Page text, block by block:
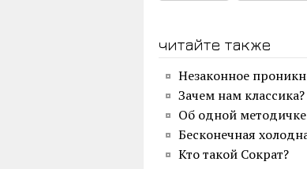
читайте также
Незаконное
Зачем нам классика?
Об одной
Бесконечная
Кто такой Сократ?